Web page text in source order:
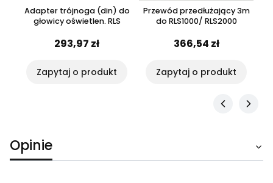
Adapter trójnoga (din) do
głowicy oświetlen. RLS
293,97 zł
Zapytaj o produkt
Przewód przedłużający 3m
do RLS1000/ RLS2000
366,54 zł
Zapytaj o produkt
Opinie